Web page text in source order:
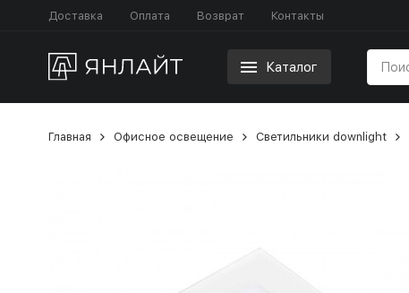
Доставка Оплата Возврат Контакты
Каталог
Главная Офисное освещение Светильники downlight